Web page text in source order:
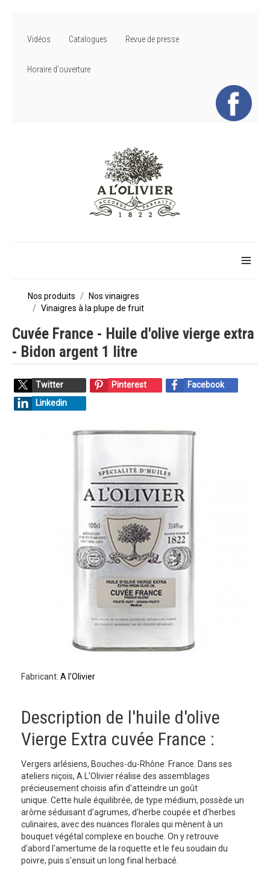
Vidéos Catalogues Revue de presse
Horaire d'ouverture
≡
Nos produits
Nos vinaigres
Vinaigres à la plupe de fruit
Cuvée France - Huile d'olive vierge extra
- Bidon argent 1 litre
Twitter Pinterest
Facebook
Linkedin
Fabricant: A l'Olivier
Description de l'huile d'olive
Vierge Extra cuvée France :
Vergers arlésiens, Bouches-du-Rhône. France. Dans ses
ateliers niçois, A L'Olivier réalise des assemblages
précieusement choisis afin d'atteindre un goût
unique. Cette huile équilibrée, de type médium, possède un
arôme séduisant d'agrumes, d'herbe coupée et d'herbes
culinaires, avec des nuances florales qui mènent à un
bouquet végétal complexe en bouche. On y retrouve
d'abord l'amertume de la roquette et le feu soudain du
poivre, puis s'ensuit un long final herbacé.